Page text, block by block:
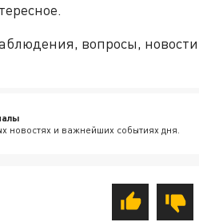
вопросы, новости
новостях и важнейших событиях дня.